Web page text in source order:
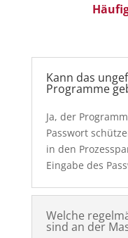
Kann das
Programme
Ja, der
Passwort
in den
Eingabe des
Welche
sind an der